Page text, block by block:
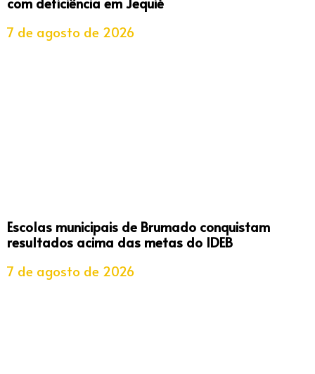
7 de agosto de 2026
Escolas municipais de Brumado conquistam
resultados acima das metas do IDEB
7 de agosto de 2026